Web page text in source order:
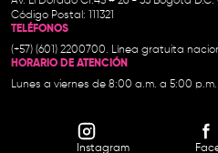
Código Postal: 111321
TELÉFONOS
(+57) (601) 2200700. Línea gratuita
HORARIO DE ATENCIÓN
Lunes a viernes de 8:00 a.m. a 5:00 p.m.
Instagram